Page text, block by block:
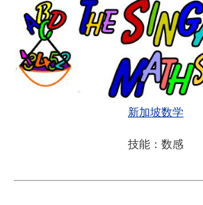
新加坡数学
技能：数感